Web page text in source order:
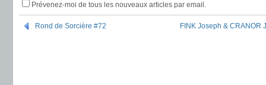
Prévenez-moi de tous les nouveaux articles par email.
Rond de Sorcière #72 FINK Joseph & CRANOR